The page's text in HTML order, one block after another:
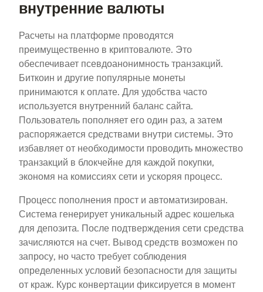
внутренние валюты
Расчеты на платформе проводятся
преимущественно в криптовалюте. Это
обеспечивает псевдоанонимность транзакций.
Биткоин и другие популярные монеты
принимаются к оплате. Для удобства часто
используется внутренний баланс сайта.
Пользователь пополняет его один раз, а затем
распоряжается средствами внутри системы. Это
избавляет от необходимости проводить множество
транзакций в блокчейне для каждой покупки,
экономя на комиссиях сети и ускоряя процесс.
Процесс пополнения прост и автоматизирован.
Система генерирует уникальный адрес кошелька
для депозита. После подтверждения сети средства
зачисляются на счет. Вывод средств возможен по
запросу, но часто требует соблюдения
определенных условий безопасности для защиты
от краж. Курс конвертации фиксируется в момент